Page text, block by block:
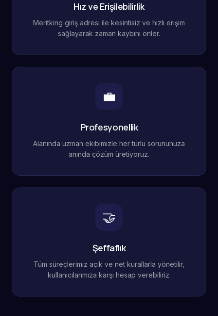
Hız ve Erişilebilirlik
Meritking giriş adresi ile kesintisiz ve hızlı erişim
sağlayarak zaman kaybını önler.
💼
Profesyonellik
Alanında uzman ekibimizle her türlü sorununuza
anında çözüm üretiyoruz.
🤝
Şeffaflık
Tüm süreçlerimiz açık ve net kurallarla yönetilir,
kullanıcılarımıza karşı hesap verebiliriz.